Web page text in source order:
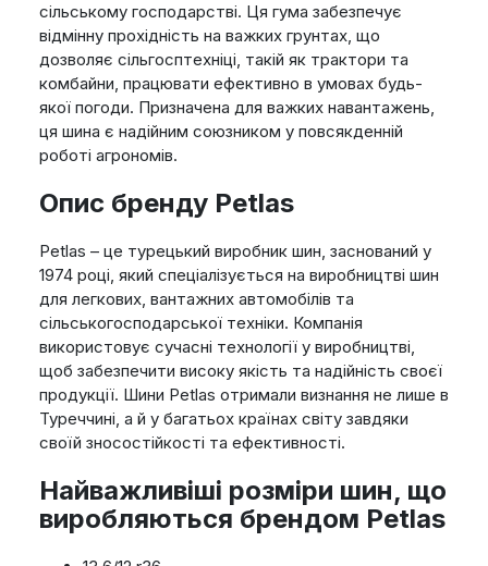
сільському господарстві. Ця гума забезпечує
відмінну прохідність на важких грунтах, що
дозволяє сільгосптехніці, такій як трактори та
комбайни, працювати ефективно в умовах будь-
якої погоди. Призначена для важких навантажень,
ця шина є надійним союзником у повсякденній
роботі агрономів.
Опис бренду Petlas
Petlas – це турецький виробник шин, заснований у
1974 році, який спеціалізується на виробництві шин
для легкових, вантажних автомобілів та
сільськогосподарської техніки. Компанія
використовує сучасні технології у виробництві,
щоб забезпечити високу якість та надійність своєї
продукції. Шини Petlas отримали визнання не лише в
Туреччині, а й у багатьох країнах світу завдяки
своїй зносостійкості та ефективності.
Найважливіші розміри шин, що
виробляються брендом Petlas